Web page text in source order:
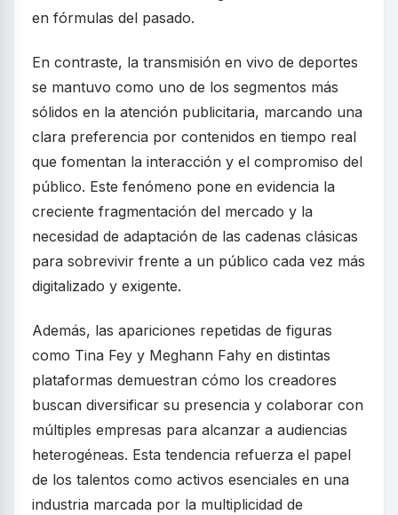
en fórmulas del pasado.
En contraste, la transmisión en vivo de deportes
se mantuvo como uno de los segmentos más
sólidos en la atención publicitaria, marcando una
clara preferencia por contenidos en tiempo real
que fomentan la interacción y el compromiso del
público. Este fenómeno pone en evidencia la
creciente fragmentación del mercado y la
necesidad de adaptación de las cadenas clásicas
para sobrevivir frente a un público cada vez más
digitalizado y exigente.
Además, las apariciones repetidas de figuras
como Tina Fey y Meghann Fahy en distintas
plataformas demuestran cómo los creadores
buscan diversificar su presencia y colaborar con
múltiples empresas para alcanzar a audiencias
heterogéneas. Esta tendencia refuerza el papel
de los talentos como activos esenciales en una
industria marcada por la multiplicidad de